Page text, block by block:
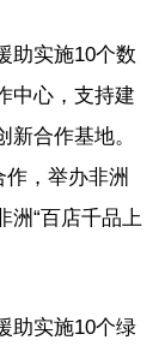
助实施10个数
中心，支持建
合作基地。
作，举办非洲
洲“百店千品上
助实施10个绿